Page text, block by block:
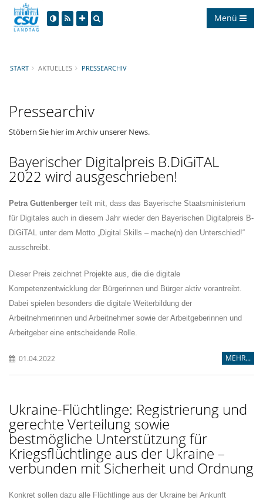
Menü
START AKTUELLES PRESSEARCHIV
Pressearchiv
Stöbern Sie hier im Archiv unserer News.
Bayerischer Digitalpreis B.DiGiTAL
2022 wird ausgeschrieben!
Petra Guttenberger teilt mit, dass das Bayerische Staatsministerium
für Digitales auch in diesem Jahr wieder den Bayerischen Digitalpreis B-
DiGiTAL unter dem Motto „Digital Skills – mache(n) den Unterschied!“
ausschreibt.
Dieser Preis zeichnet Projekte aus, die die digitale
Kompetenzentwicklung der Bürgerinnen und Bürger aktiv vorantreibt.
Dabei spielen besonders die digitale Weiterbildung der
Arbeitnehmerinnen und Arbeitnehmer sowie der Arbeitgeberinnen und
Arbeitgeber eine entscheidende Rolle.
01.04.2022 MEHR...
Ukraine-Flüchtlinge: Registrierung und
gerechte Verteilung sowie
bestmögliche Unterstützung für
Kriegsflüchtlinge aus der Ukraine –
verbunden mit Sicherheit und Ordnung
Konkret sollen dazu alle Flüchtlinge aus der Ukraine bei Ankunft